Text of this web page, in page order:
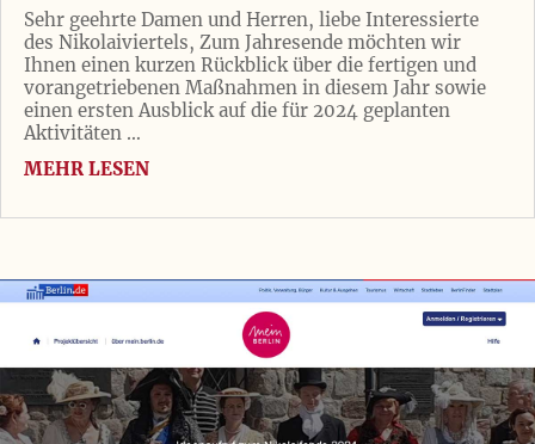
Sehr geehrte Damen und Herren, liebe Interessierte
des Nikolaiviertels, Zum Jahresende möchten wir
Ihnen einen kurzen Rückblick über die fertigen und
vorangetriebenen Maßnahmen in diesem Jahr sowie
einen ersten Ausblick auf die für 2024 geplanten
Aktivitäten …
MEHR LESEN